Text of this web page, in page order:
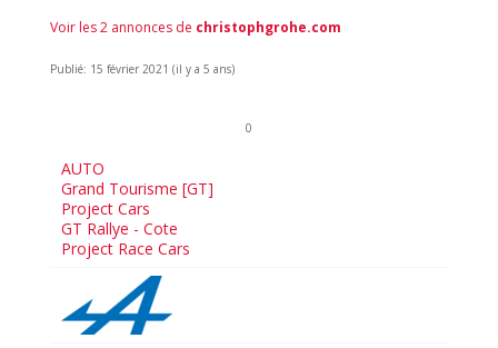
Voir les 2 annonces de christophgrohe.com
Publié: 15 février 2021 (il y a 5 ans)
0
AUTO
Grand Tourisme [GT]
Project Cars
GT Rallye - Cote
Project Race Cars